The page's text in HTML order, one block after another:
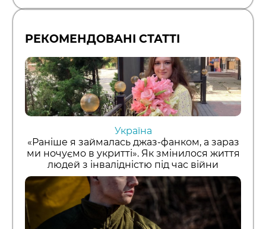
РЕКОМЕНДОВАНІ СТАТТІ
Україна
«Раніше я займалась джаз-фанком, а зараз
ми ночуємо в укритті». Як змінилося життя
людей з інвалідністю під час війни